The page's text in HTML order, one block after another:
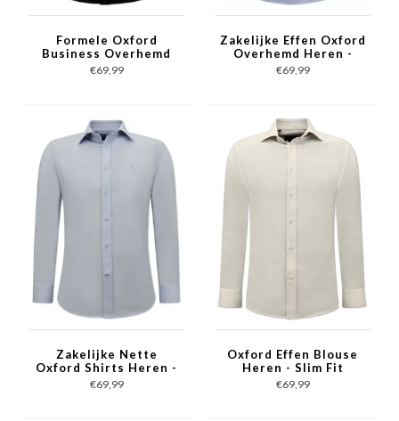
Formele Oxford
Business Overhemd
Heren -Slim Fit
Stretch - Zwart
€69,99
Zakelijke Effen Oxford
Overhemd Heren -
Slim Fit Stretch-
Blauw
€69,99
Zakelijke Nette
Oxford Shirts Heren -
Slim Fit Stretch -
Licht Blauw
€69,99
Oxford Effen Blouse
Heren - Slim Fit
Stretch - Beige
€69,99